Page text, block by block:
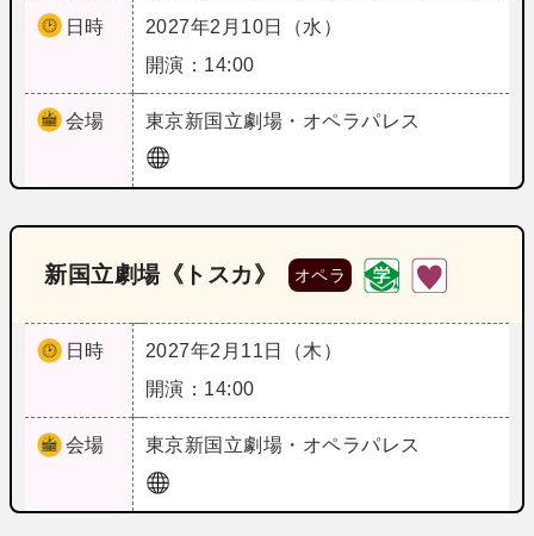
日時
2027年2月10日（水）
開演：14:00
会場 東京新国立劇場・オペラパレス
新国立劇場《トスカ》 オペラ
日時
2027年2月11日（木）
開演：14:00
会場 東京新国立劇場・オペラパレス